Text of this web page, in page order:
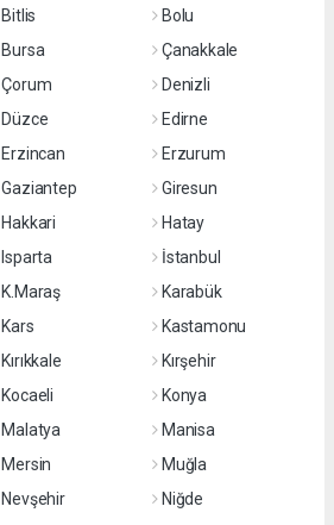
Bitlis
Bolu
Bursa
Çanakkale
Çorum
Denizli
Düzce
Edirne
Erzincan
Erzurum
Gaziantep
Giresun
Hakkari
Hatay
Isparta
İstanbul
K.Maraş
Karabük
Kars
Kastamonu
Kırıkkale
Kırşehir
Kocaeli
Konya
Malatya
Manisa
Mersin
Muğla
Nevşehir
Niğde